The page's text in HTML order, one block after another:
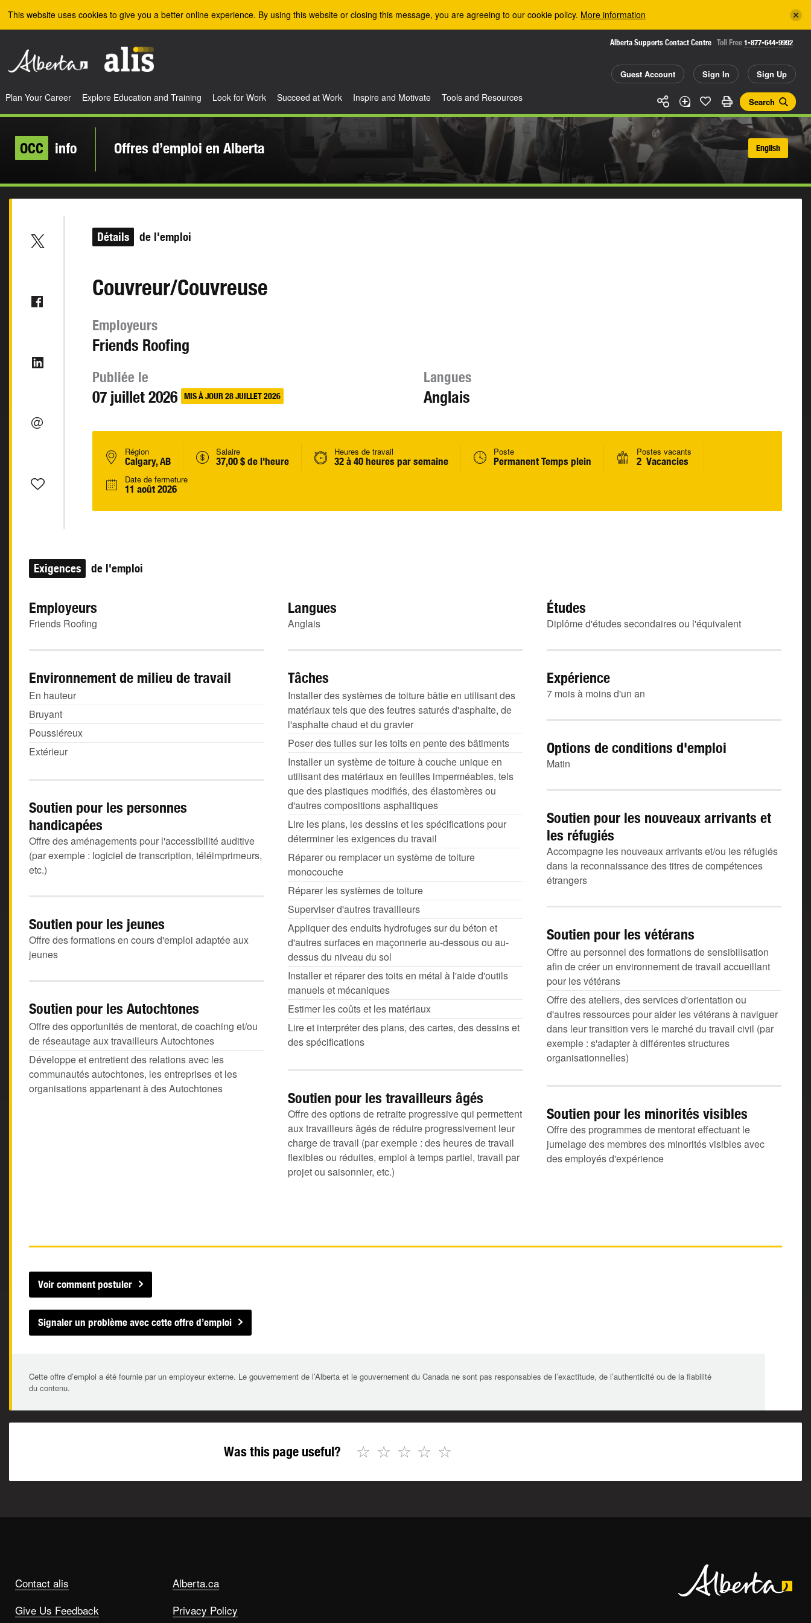
This website uses cookies to give you a better online experience. By using this website or closing this message, you are agreeing to our cookie policy. More information
Alberta Supports Contact Centre Toll Free 1-877-644-9992
Guest Account Sign In Sign Up
Search
Plan Your Career Explore Education and Training Look for Work Succeed at Work Inspire and Motivate Tools and Resources
OCC info Offres d’emploi en Alberta English
Détails de l'emploi
Couvreur/Couvreuse
Employeurs
Friends Roofing
Publiée le
07 juillet 2026 MIS À JOUR 28 JUILLET 2026
Langues
Anglais
Région
Calgary, AB
Salaire
37,00 $ de l'heure
Heures de travail
32 à 40 heures par semaine
Poste
Permanent Temps plein
Postes vacants
2 Vacancies
Date de fermeture
11 août 2026
Exigences de l'emploi
Employeurs
Friends Roofing
Langues
Anglais
Études
Diplôme d'études secondaires ou l'équivalent
Environnement de milieu de travail
En hauteur
Bruyant
Poussiéreux
Extérieur
Tâches
Installer des systèmes de toiture bâtie en utilisant des
matériaux tels que des feutres saturés d'asphalte, de
l'asphalte chaud et du gravier
Poser des tuiles sur les toits en pente des bâtiments
Installer un système de toiture à couche unique en
utilisant des matériaux en feuilles imperméables, tels
que des plastiques modifiés, des élastomères ou
d'autres compositions asphaltiques
Lire les plans, les dessins et les spécifications pour
déterminer les exigences du travail
Réparer ou remplacer un système de toiture
monocouche
Réparer les systèmes de toiture
Superviser d'autres travailleurs
Appliquer des enduits hydrofuges sur du béton et
d'autres surfaces en maçonnerie au-dessous ou au-
dessus du niveau du sol
Installer et réparer des toits en métal à l'aide d'outils
manuels et mécaniques
Estimer les coûts et les matériaux
Lire et interpréter des plans, des cartes, des dessins et
des spécifications
Expérience
7 mois à moins d'un an
Options de conditions d'emploi
Matin
Soutien pour les personnes
handicapées
Offre des aménagements pour l'accessibilité auditive
(par exemple : logiciel de transcription, téléimprimeurs,
etc.)
Soutien pour les nouveaux arrivants et
les réfugiés
Accompagne les nouveaux arrivants et/ou les réfugiés
dans la reconnaissance des titres de compétences
étrangers
Soutien pour les jeunes
Offre des formations en cours d'emploi adaptée aux
jeunes
Soutien pour les vétérans
Offre au personnel des formations de sensibilisation
afin de créer un environnement de travail accueillant
pour les vétérans
Offre des ateliers, des services d'orientation ou
d'autres ressources pour aider les vétérans à naviguer
dans leur transition vers le marché du travail civil (par
exemple : s'adapter à différentes structures
organisationnelles)
Soutien pour les Autochtones
Offre des opportunités de mentorat, de coaching et/ou
de réseautage aux travailleurs Autochtones
Développe et entretient des relations avec les
communautés autochtones, les entreprises et les
organisations appartenant à des Autochtones
Soutien pour les travailleurs âgés
Offre des options de retraite progressive qui permettent
aux travailleurs âgés de réduire progressivement leur
charge de travail (par exemple : des heures de travail
flexibles ou réduites, emploi à temps partiel, travail par
projet ou saisonnier, etc.)
Soutien pour les minorités visibles
Offre des programmes de mentorat effectuant le
jumelage des membres des minorités visibles avec
des employés d'expérience
Voir comment postuler
Signaler un problème avec cette offre d’emploi
Cette offre d’emploi a été fournie par un employeur externe. Le gouvernement de l’Alberta et le gouvernement du Canada ne sont pas responsables de l’exactitude, de l’authenticité ou de la fiabilité
du contenu.
Was this page useful? ☆
☆
☆
☆
☆
Contact alis
Give Us Feedback
Alberta.ca
Privacy Policy